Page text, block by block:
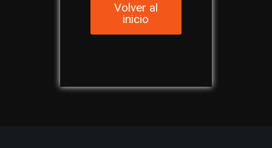
Volver al
inicio